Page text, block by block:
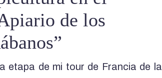
de los
etapa de mi tour de Francia de la